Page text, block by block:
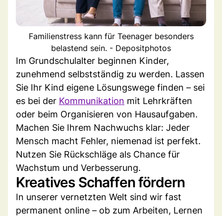
Familienstress kann für Teenager besonders
belastend sein. - Depositphotos
Im Grundschulalter beginnen Kinder,
zunehmend selbstständig zu werden. Lassen
Sie Ihr Kind eigene Lösungswege finden – sei
es bei der Kommunikation mit Lehrkräften
oder beim Organisieren von Hausaufgaben.
Machen Sie Ihrem Nachwuchs klar: Jeder
Mensch macht Fehler, niemenad ist perfekt.
Nutzen Sie Rückschläge als Chance für
Wachstum und Verbesserung.
Kreatives Schaffen fördern
In unserer vernetzten Welt sind wir fast
permanent online – ob zum Arbeiten, Lernen